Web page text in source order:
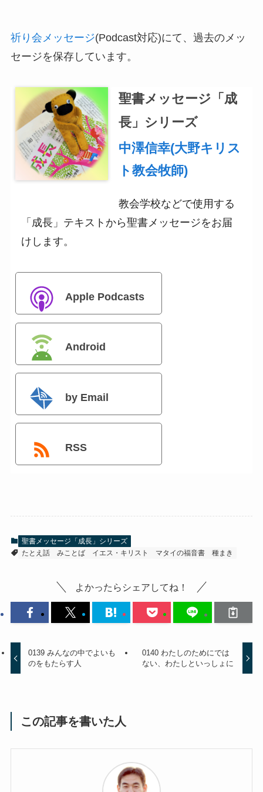
祈り会メッセージ(Podcast対応)にて、過去のメッ
セージを保存しています。
聖書メッセージ「成
長」シリーズ
中澤信幸(大野キリス
ト教会牧師)
教会学校などで使用する
「成長」テキストから聖書メッセージをお届
けします。
Apple Podcasts
Android
by Email
RSS
聖書メッセージ「成長」シリーズ
たとえ話
みことば イエス・キリスト マタイの福音書 種まき
よかったらシェアしてね！
0139 みんなの中でよいも
のをもたらす人
0140 わたしのためにでは
ない、わたしといっしょに
この記事を書いた人